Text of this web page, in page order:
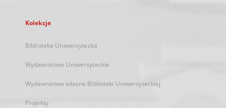
Kolekcje
Biblioteka Uniwersytecka
Wydawnictwo Uniwersyteckie
Wydawnictwa własne Biblioteki Uniwersyteckiej
Projekty